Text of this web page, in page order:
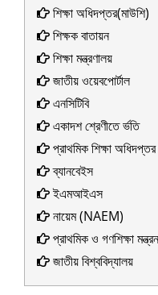
শিক্ষা অধিদপ্তর(মাউশি)
শিক্ষক বাতায়ন
শিক্ষা মন্ত্রণালয়
জাতীয় ওয়েবপোর্টাল
এনসিটিবি
একাদশ শ্রেণীতে র্ভতি
প্রাথমিক শিক্ষা অধিদপ্তর
ব্যানবেইস
ইএমআইএস
নায়েম (NAEM)
প্রাথমিক ও গণশিক্ষা
জাতীয় বিশ্ববিদ্যালয়